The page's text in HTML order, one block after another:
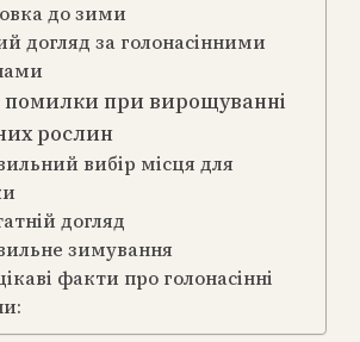
до зими
догляд за голонасінними
помилки при вирощуванні
рослин
вибір місця для
догляд
зимування
факти про голонасінні